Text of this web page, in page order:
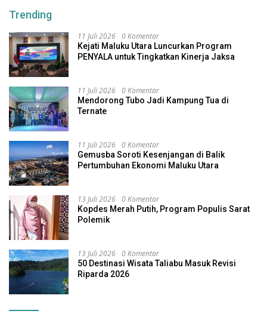
Trending
11 Juli 2026 0 Komentar
Kejati Maluku Utara Luncurkan Program
PENYALA untuk Tingkatkan Kinerja Jaksa
11 Juli 2026 0 Komentar
Mendorong Tubo Jadi Kampung Tua di
Ternate
11 Juli 2026 0 Komentar
Gemusba Soroti Kesenjangan di Balik
Pertumbuhan Ekonomi Maluku Utara
13 Juli 2026 0 Komentar
Kopdes Merah Putih, Program Populis Sarat
Polemik
13 Juli 2026 0 Komentar
50 Destinasi Wisata Taliabu Masuk Revisi
Riparda 2026